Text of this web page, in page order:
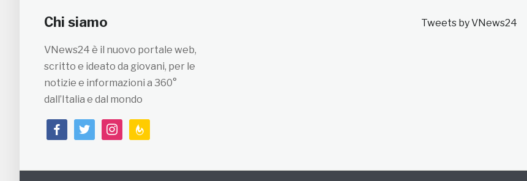
Chi siamo
VNews24 è il nuovo portale web,
scritto e ideato da giovani, per le
notizie e informazioni a 360°
dall’Italia e dal mondo
facebooktwitterinstagramfeedburner
Tweets by VNews24